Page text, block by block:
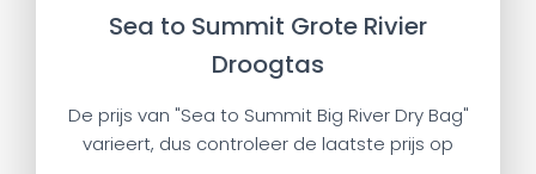
Sea to Summit Grote Rivier
Droogtas
De prijs van "Sea to Summit Big River Dry Bag"
varieert, dus controleer de laatste prijs op